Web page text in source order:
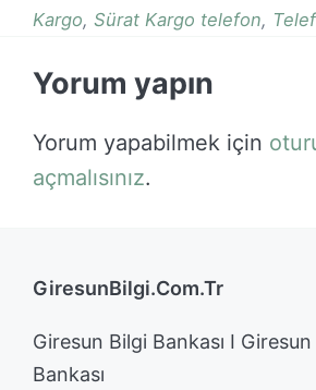
Kargo, Sürat Kargo telefon,
Yorum yapın
Yorum yapabilmek için
açmalısınız.
GiresunBilgi.Com.Tr
Giresun Bilgi Bankası I
Bankası